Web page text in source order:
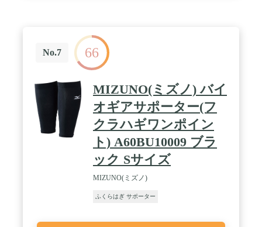
No.7 66
MIZUNO(ミズノ) バイ
オギアサポーター(フ
クラハギワンポイン
ト) A60BU10009 ブラ
ック Sサイズ
MIZUNO(ミズノ)
ふくらはぎ サポーター